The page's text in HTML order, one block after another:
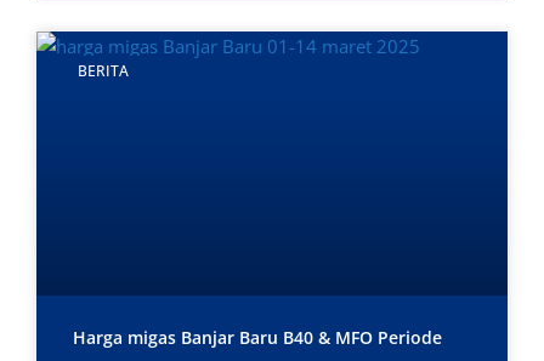
BERITA
Harga migas Banjar Baru B40 & MFO Periode